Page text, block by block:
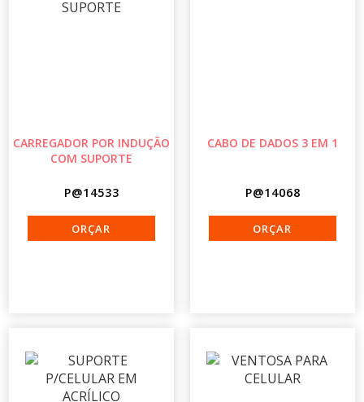
CARREGADOR POR INDUÇÃO
COM SUPORTE
P@14533
CABO DE DADOS 3 EM 1
P@14068